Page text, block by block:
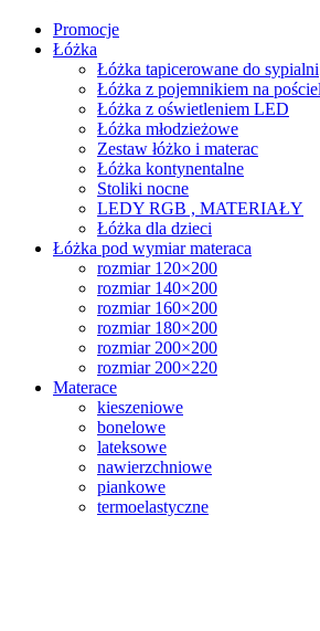
Promocje
Łóżka
Łóżka tapicerowane do sypialni
Łóżka z pojemnikiem na pościel
Łóżka z oświetleniem LED
Łóżka młodzieżowe
Zestaw łóżko i materac
Łóżka kontynentalne
Stoliki nocne
LEDY RGB , MATERIAŁY
Łóżka dla dzieci
Łóżka pod wymiar materaca
rozmiar 120×200
rozmiar 140×200
rozmiar 160×200
rozmiar 180×200
rozmiar 200×200
rozmiar 200×220
Materace
kieszeniowe
bonelowe
lateksowe
nawierzchniowe
piankowe
termoelastyczne